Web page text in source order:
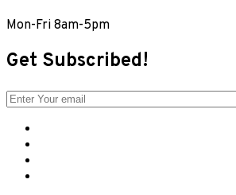
Mon-Fri 8am-5pm
Get Subscribed!